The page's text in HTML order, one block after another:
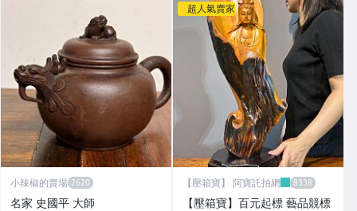
小辣椒的賣場
名家 史國平 大師
超人氣賣家
【壓箱寶】 阿寶託拍網
【壓箱寶】百元起標 藝品競標